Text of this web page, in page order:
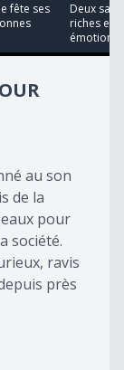
fête ses
Deux
riches en
émotions
au son
de la
pour
société.
ravis
près